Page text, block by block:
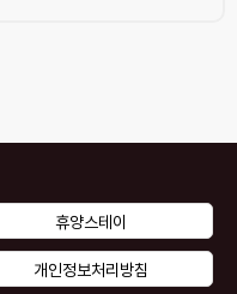
휴양스테이
개인정보처리방침